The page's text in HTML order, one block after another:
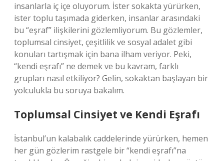
insanlarla iç içe oluyorum. İster sokakta yürürken,
ister toplu taşımada giderken, insanlar arasındaki
bu “eşraf” ilişkilerini gözlemliyorum. Bu gözlemler,
toplumsal cinsiyet, çeşitlilik ve sosyal adalet gibi
konuları tartışmak için bana ilham veriyor. Peki,
“kendi eşrafı” ne demek ve bu kavram, farklı
grupları nasıl etkiliyor? Gelin, sokaktan başlayan bir
yolculukla bu soruya bakalım.
Toplumsal Cinsiyet ve Kendi Eşrafı
İstanbul’un kalabalık caddelerinde yürürken, hemen
her gün gözlerim rastgele bir “kendi eşrafı”na